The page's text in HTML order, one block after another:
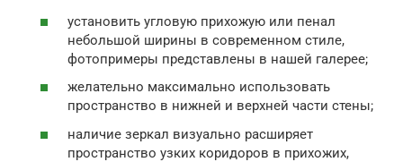
установить угловую прихожую или пенал
небольшой ширины в современном стиле,
фотопримеры представлены в нашей галерее;
желательно максимально использовать
пространство в нижней и верхней части стены;
наличие зеркал визуально расширяет
пространство узких коридоров в прихожих,